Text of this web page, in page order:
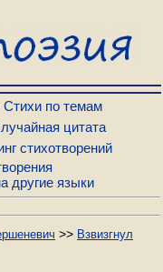
Стихи по темам
цитата
стихотворений
другие языки
>> Взвизгнул